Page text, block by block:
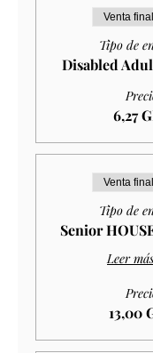
Venta
Tipo de
Disabled
6,27
Venta
Tipo de
Senior
Leer más
13,00